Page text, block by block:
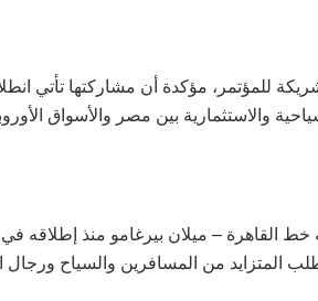
للمؤتمر، مؤكدة أن مشاركتها تأتي
والاستثمارية بين مصر والأسواق
المتزايد من المسافرين والسياح ورجال